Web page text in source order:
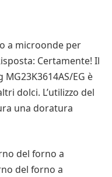
a microonde per
Certamente! Il
EG è
dolci. L’utilizzo del
una doratura
del forno a
del forno a